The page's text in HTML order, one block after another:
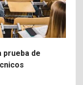
prueba de